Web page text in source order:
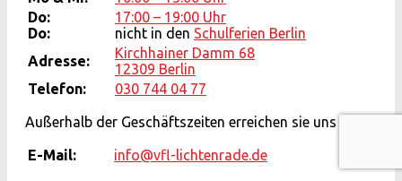
Do:
Do:
17:00 – 19:00 Uhr
nicht in den Schulferien Berlin
Adresse:
Kirchhainer Damm 68
12309 Berlin
Telefon:
030 744 04 77
Außerhalb der Geschäftszeiten erreichen sie uns per
E-Mail: info@vfl-lichtenrade.de